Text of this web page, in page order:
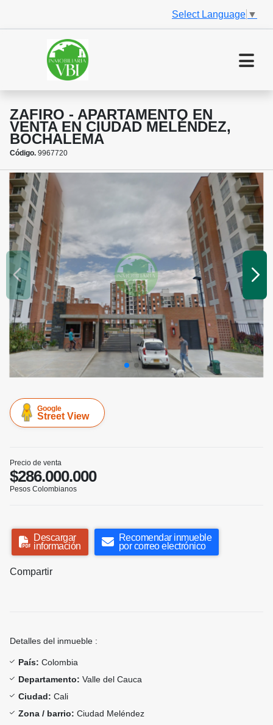
Select Language ▼
ZAFIRO - APARTAMENTO EN
VENTA EN CIUDAD MELÉNDEZ,
BOCHALEMA
Código. 9967720
Google
Street View
Precio de venta
$286.000.000
Pesos Colombianos
Descargar
información
Recomendar inmueble
por correo electrónico
Compartir
Detalles del inmueble :
País: Colombia
Departamento: Valle del Cauca
Ciudad: Cali
Zona / barrio: Ciudad Meléndez